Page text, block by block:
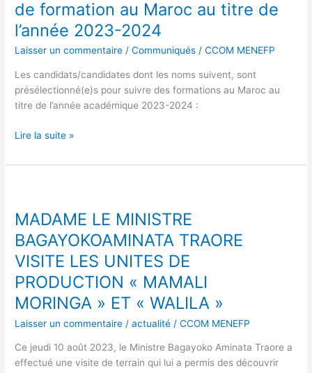
verte
de formation au Maroc au titre de
l’année 2023-2024
Laisser un commentaire /Communiqués /CCOM MENEFP
Les candidats/candidates dont les noms suivent, sont
présélectionné(e)s pour suivre des formations au Maroc au
titre de l’année académique 2023-2024 :
candidats
présélectionnés
les
bourses
de
formation
Maroc
titre
2024
Lire la suite »
MADAME LE MINISTRE
BAGAYOKOAMINATA TRAORE
VISITE LES UNITES DE
PRODUCTION « MAMALI
MORINGA » ET « WALILA »
Laisser un commentaire /actualité /CCOM MENEFP
Ce jeudi 10 août 2023, le Ministre Bagayoko Aminata Traore a
effectué une visite de terrain qui lui a permis des découvrir
MINISTRE
BAGAYOKOAMINATA
TRAORE
VISITE
LES
UNITES
DE
PRODUCTION
MORINGA »